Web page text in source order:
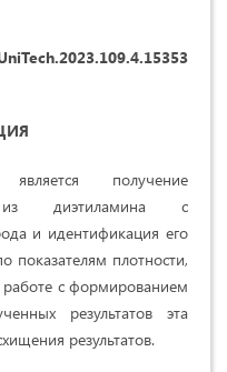
получение
из диэтиламина с
и идентификация его
показателям плотности,
с формированием
результатов эта
результатов.